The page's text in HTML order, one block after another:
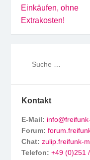
Einkäufen, ohne
Extrakosten!
Kontakt
E-Mail:
Forum:
Chat: zulip.freifunk-
Telefon: +49 (0)251